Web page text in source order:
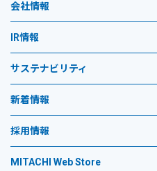
会社情報
IR情報
サステナビリティ
新着情報
採用情報
MITACHI Web Store